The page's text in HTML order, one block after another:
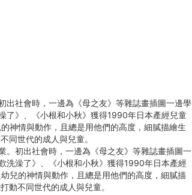
出社會時，一邊為《母之友》等雜誌畫插圖一邊學
了》、《小根和小秋》獲得1990年日本產經兒童
神情與動作，且總是用他們的高度，細膩描繪生
同世代的成人與兒童。
初出社會時，一邊為《母之友》等雜誌畫插圖一
洗澡了》、《小根和小秋》獲得1990年日本產經
兒的神情與動作，且總是用他們的高度，細膩描
動不同世代的成人與兒童。